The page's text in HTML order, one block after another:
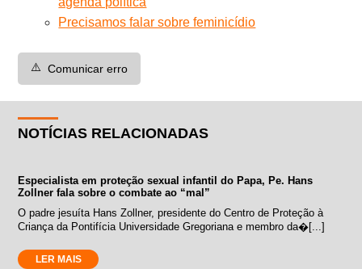
Precisamos falar sobre feminicídio
⚠️ Comunicar erro
NOTÍCIAS RELACIONADAS
Especialista em proteção sexual infantil do Papa, Pe. Hans
Zollner fala sobre o combate ao “mal”
O padre jesuíta Hans Zollner, presidente do Centro de Proteção à
Criança da Pontifícia Universidade Gregoriana e membro da�[...]
LER MAIS